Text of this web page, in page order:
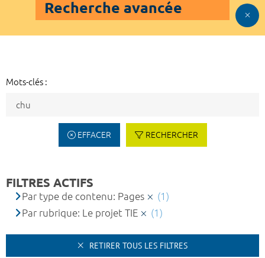
Recherche avancée
Mots-clés :
EFFACER RECHERCHER
FILTRES ACTIFS
Par type de contenu: Pages
(1)
Par rubrique: Le projet TIE
(1)
RETIRER TOUS LES FILTRES